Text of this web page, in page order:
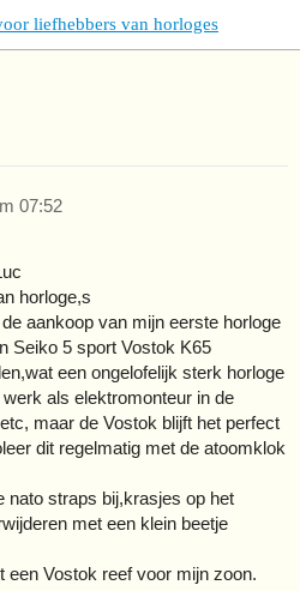
liefhebbers van horloges
07:52
horloge,s
aankoop van mijn eerste horloge
Seiko 5 sport Vostok K65
een ongelofelijk sterk horloge
als elektromonteur in de
maar de Vostok blijft het perfect
dit regelmatig met de atoomklok
nato straps bij,krasjes op het
met een klein beetje
een Vostok reef voor mijn zoon.